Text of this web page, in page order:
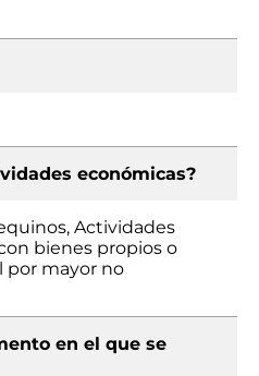
económicas?
Actividades
bienes propios o
por mayor no
en el que se